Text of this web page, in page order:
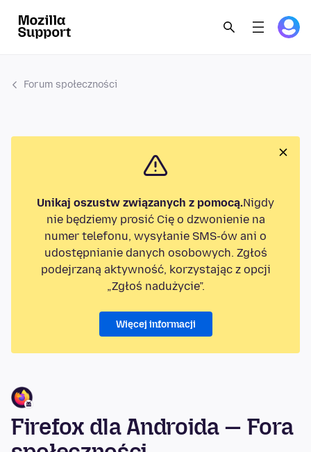
Forum społeczności
Unikaj oszustw związanych z pomocą.Nigdy
nie będziemy prosić Cię o dzwonienie na
numer telefonu, wysyłanie SMS-ów ani o
udostępnianie danych osobowych. Zgłoś
podejrzaną aktywność, korzystając z opcji
„Zgłoś nadużycie”.
Więcej informacji
Firefox dla Androida — Fora